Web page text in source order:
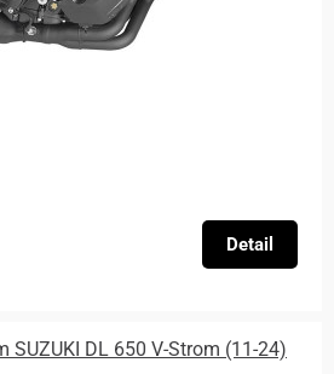
Detail
SUZUKI DL 650 V-Strom (11-24)